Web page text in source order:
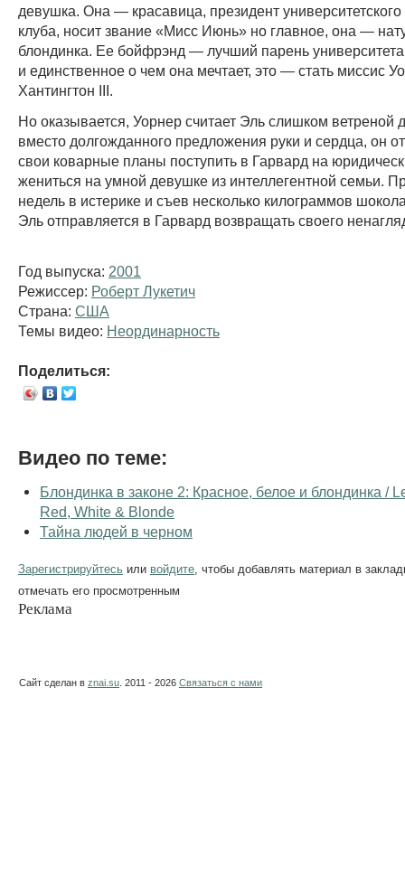
девушка. Она — красавица, президент университетского
клуба, носит звание «Мисс Июнь» но главное, она —
блондинка. Ее бойфрэнд — лучший парень университета
и единственное о чем она мечтает, это — стать миссис
Хантингтон III.
Но оказывается, Уорнер считает Эль слишком ветреной
вместо долгожданного предложения руки и сердца, он
свои коварные планы поступить в Гарвард на
жениться на умной девушке из интеллегентной семьи.
недель в истерике и съев несколько килограммов
Эль отправляется в Гарвард возвращать своего
Год выпуска: 2001
Режиссер: Роберт Лукетич
Страна: США
Темы видео: Неординарность
Поделиться:
Видео по теме:
Блондинка в законе 2: Красное, белое и блондинка /
Red, White & Blonde
Тайна людей в черном
Зарегистрируйтесь или войдите , чтобы добавлять материал в
отмечать его просмотренным
Реклама
Сайт сделан в znai.su . 2011 - 2026 Связаться с нами